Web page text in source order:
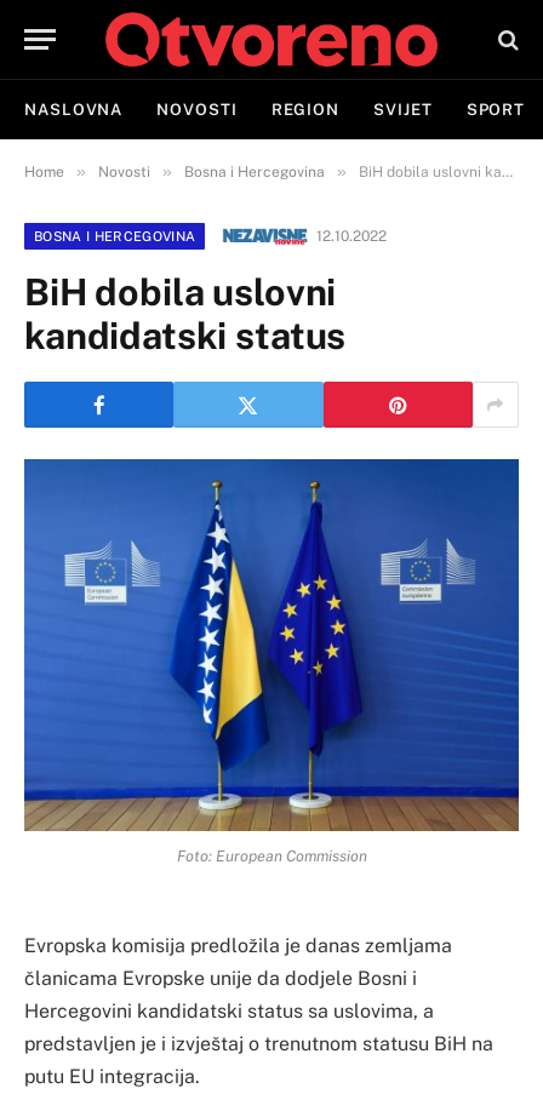
NASLOVNA NOVOSTI REGION SVIJET SPORT
Home » Novosti » Bosna i Hercegovina » BiH dobila uslovni kandidatski status
BOSNA I HERCEGOVINA 12.10.2022
BiH dobila uslovni
kandidatski status
Foto: European Commission
Evropska komisija predložila je danas zemljama
članicama Evropske unije da dodjele Bosni i
Hercegovini kandidatski status sa uslovima, a
predstavljen je i izvještaj o trenutnom statusu BiH na
putu EU integracija.